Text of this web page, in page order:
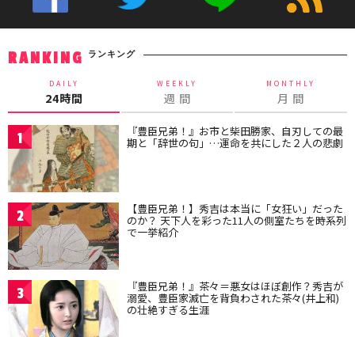
RANKING ランキング
DAILY
24時間
WEEKLY
週 間
MONTHLY
月 間
1 『豊臣兄弟！』お市と柴田勝家、自刃しての最
期と「辞世の句」…運命を共にした２人の悲劇
2 【豊臣兄弟！】秀吉は本当に「女狂い」だった
のか？ 天下人を彩った11人の側室たちを時系列
で一挙紹介
3 『豊臣兄弟！』茶々＝悪女はほぼ創作？秀吉が
溺愛、豊臣家滅亡を背負わされた茶々(井上和)
の壮絶すぎる生涯